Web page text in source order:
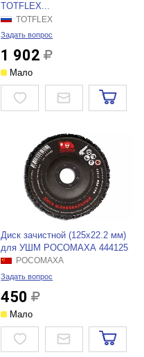
TOTFLEX...
TOTFLEX
Задать вопрос
1 902
Мало
Диск зачистной (125х22.2 мм)
для УШМ РОСОМАХА 444125
РОСОМАХА
Задать вопрос
450
Мало